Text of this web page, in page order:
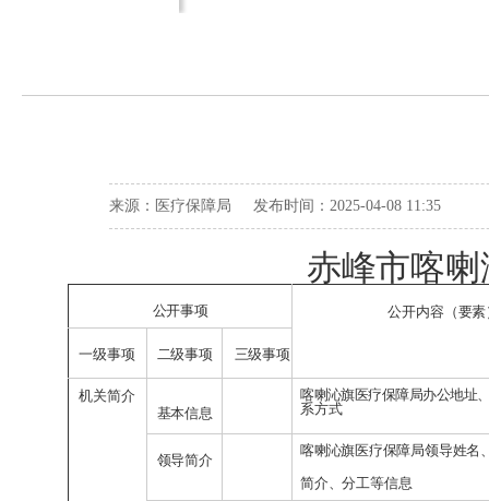
来源：医疗保障局 发布时间：2025-04-08 11:35
赤峰市喀
公开事项 公开内容（要素
一级事项 二级事项 三级事项
机关简介
基本信息
喀喇沁旗医疗保障局办公地址
系方式
领导简介
喀喇沁旗医疗保障局领导姓名
简介、分工等信息